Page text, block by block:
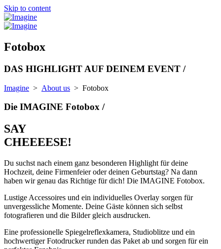
Skip to content
Fotobox
DAS HIGHLIGHT AUF DEINEM EVENT /
Imagine > About us > Fotobox
Die IMAGINE Fotobox /
SAY
CHEEEESE!
Du suchst nach einem ganz besonderen Highlight für deine
Hochzeit, deine Firmenfeier oder deinen Geburtstag? Na dann
haben wir genau das Richtige für dich! Die IMAGINE Fotobox.
Lustige Accessoires und ein individuelles Overlay sorgen für
unvergessliche Momente. Deine Gäste können sich selbst
fotografieren und die Bilder gleich ausdrucken.
Eine professionelle Spiegelreflexkamera, Studioblitze und ein
hochwertiger Fotodrucker runden das Paket ab und sorgen für ein